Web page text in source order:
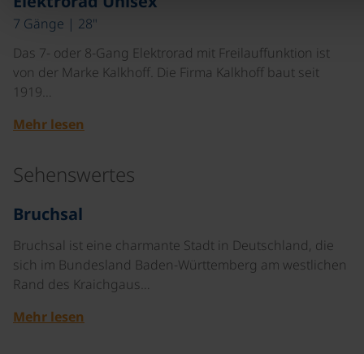
7 Gänge | 28"
Das 7- oder 8-Gang Elektrorad mit Freilauffunktion ist
von der Marke Kalkhoff. Die Firma Kalkhoff baut seit
1919…
Mehr lesen
Sehenswertes
Bruchsal
Bruchsal ist eine charmante Stadt in Deutschland, die
sich im Bundesland Baden-Württemberg am westlichen
Rand des Kraichgaus…
Mehr lesen